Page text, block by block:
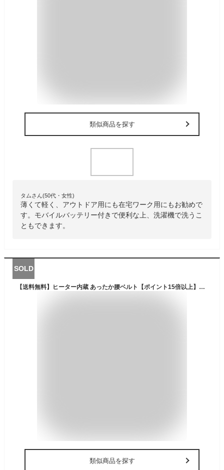
類似商品を探す
タムさん(50代・女性)
薄くて軽く、アウトドア用にも在宅ワーク用にもお勧めで
す。モバイルバッテリー付きで便利な上、洗濯機で洗うこ
ともできます。
SOLD
【送料無料】ヒーター内蔵 あったか腰ベルト【ポイント15倍以上】巻くだけで腰まわりがポカポカ♪ 腰ベルト お腹 腰 温め あったか グッズ あったか usb オフィス 腰 温かい あったかい あったかグッズ 防寒グッズ 防寒 防災 寒さ対策 部屋 寒さ グッズ 冷え 暖房 暖房器具
類似商品を探す